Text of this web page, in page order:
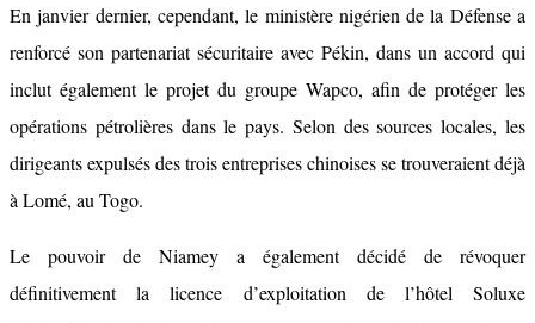
En janvier dernier, cependant, le ministère nigérien de la Défense a
renforcé son partenariat sécuritaire avec Pékin, dans un accord qui
inclut également le projet du groupe Wapco, afin de protéger les
opérations pétrolières dans le pays. Selon des sources locales, les
dirigeants expulsés des trois entreprises chinoises se trouveraient déjà
à Lomé, au Togo.
Le pouvoir de Niamey a également décidé de révoquer
définitivement la licence d’exploitation de l’hôtel Soluxe